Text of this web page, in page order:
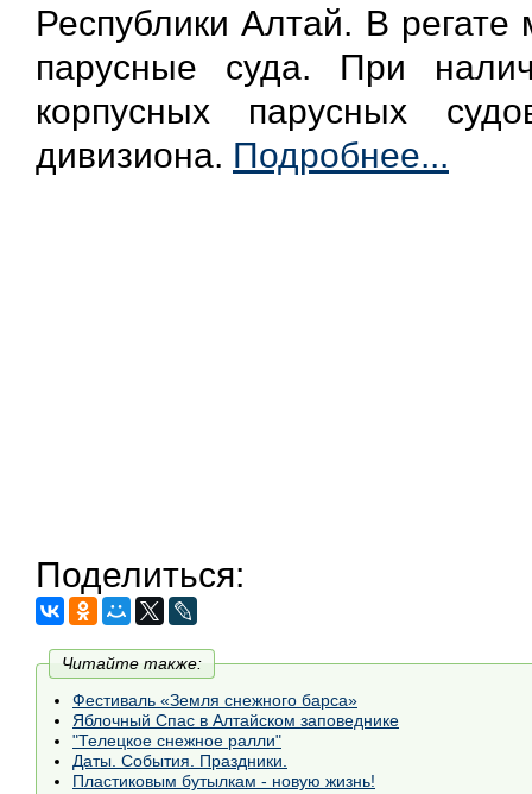
Республики Алтай. В регате
парусные суда. При
корпусных парусных
дивизиона. Подробнее...
Поделиться:
Читайте также:
Фестиваль «Земля снежного барса»
Яблочный Спас в Алтайском заповеднике
"Телецкое снежное ралли"
Даты. События. Праздники.
Пластиковым бутылкам - новую жизнь!